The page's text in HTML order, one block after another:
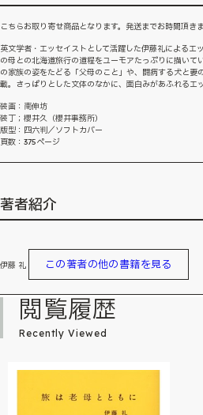
こちらお取り寄せ商品となります。発送までお時間頂きま
英文学者・エッセイストとして活躍した伊藤礼による
の母との北海道旅行の道程をユーモアたっぷりに描い
の家族の姿をたどる「父母のこと」や、闘病する犬と
載。さっぱりとした文体のなかに、面白みがあふれるエッ
装画：南伸坊
装丁；櫻井久（櫻井事務所）
版型：四六判／ソフトカバー
頁数：375ページ
著者紹介
伊藤 礼 この著者の他の書籍を見る
閲覧履歴
Recently Viewed